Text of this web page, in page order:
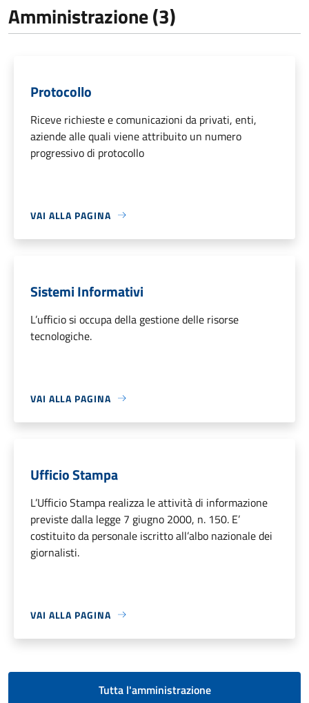
Amministrazione (3)
Protocollo
Riceve richieste e comunicazioni da privati, enti,
aziende alle quali viene attribuito un numero
progressivo di protocollo
VAI ALLA PAGINA
Sistemi Informativi
L’ufficio si occupa della gestione delle risorse
tecnologiche.
VAI ALLA PAGINA
Ufficio Stampa
L’Ufficio Stampa realizza le attività di informazione
previste dalla legge 7 giugno 2000, n. 150. E’
costituito da personale iscritto all’albo nazionale dei
giornalisti.
VAI ALLA PAGINA
Tutta l'amministrazione